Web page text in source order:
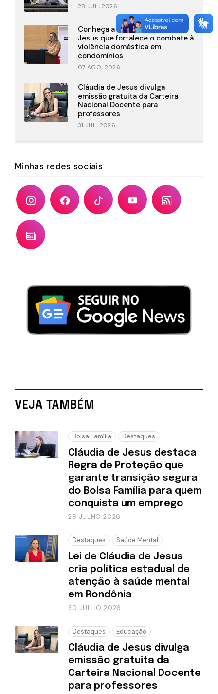
28 JUL., 2026
Conheça a lei de Cláudia de
Jesus que fortalece o combate à
violência doméstica em
condomínios
07 AGO., 2026
Cláudia de Jesus divulga
emissão gratuita da Carteira
Nacional Docente para
professores
31 JUL., 2026
Minhas redes sociais
VEJA TAMBÉM
Bolsa Família Destaques
Cláudia de Jesus destaca
Regra de Proteção que
garante transição segura
do Bolsa Família para quem
conquista um emprego
29 JULHO 2026
Destaques Saúde Mental
Lei de Cláudia de Jesus
cria política estadual de
atenção à saúde mental
em Rondônia
30 JULHO 2026
Destaques Educação
Cláudia de Jesus divulga
emissão gratuita da
Carteira Nacional Docente
para professores